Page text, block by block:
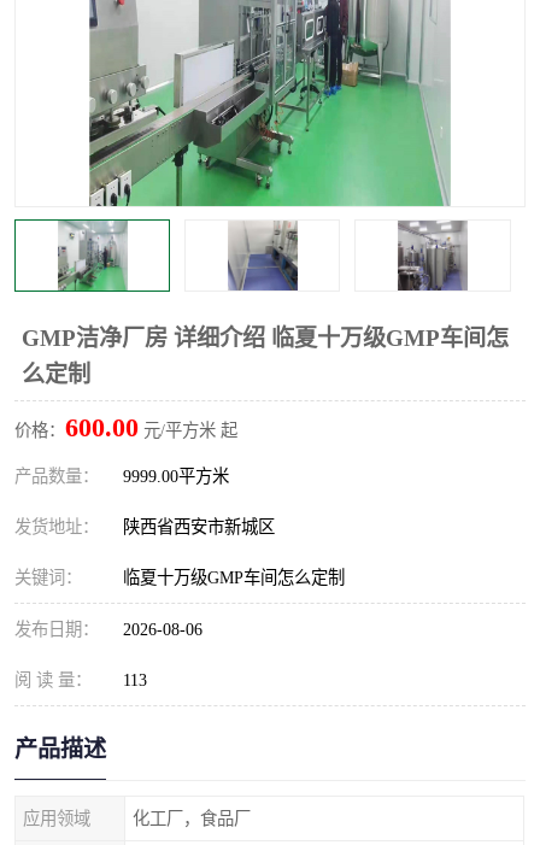
GMP洁净厂房 详细介绍 临夏十万级GMP车间怎
么定制
价格： 600.00 元/平方米 起
产品数量： 9999.00平方米
发货地址： 陕西省西安市新城区
关键词： 临夏十万级GMP车间怎么定制
发布日期： 2026-08-06
阅 读 量： 113
产品描述
应用领域 化工厂，食品厂